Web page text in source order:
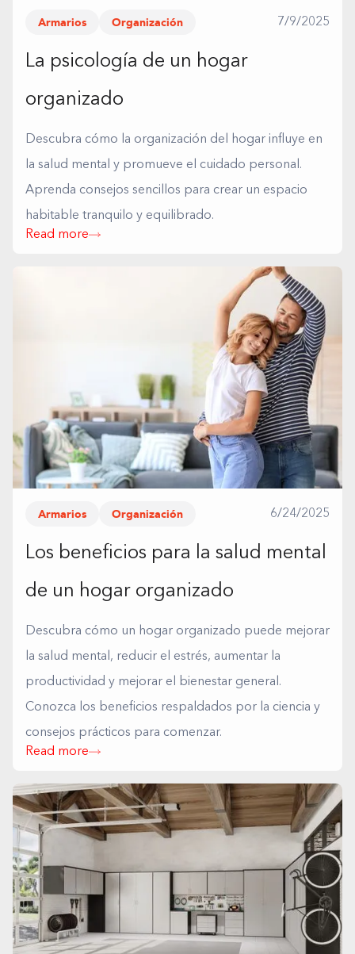
Armarios Organización 7/9/2025
La psicología de un hogar
organizado
Descubra cómo la organización del hogar influye en
la salud mental y promueve el cuidado personal.
Aprenda consejos sencillos para crear un espacio
habitable tranquilo y equilibrado.
Read more
Armarios Organización 6/24/2025
Los beneficios para la salud mental
de un hogar organizado
Descubra cómo un hogar organizado puede mejorar
la salud mental, reducir el estrés, aumentar la
productividad y mejorar el bienestar general.
Conozca los beneficios respaldados por la ciencia y
consejos prácticos para comenzar.
Read more